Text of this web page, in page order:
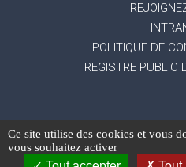
POLITIQUE DE
REGISTRE PUBLIC
Mentions légales-
personnelles
Ce site utilise des cookies et vous
vous souhaitez activer